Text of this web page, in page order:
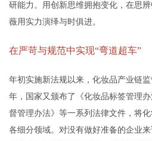
研能力。用创新思维拥抱变化，在思
薇用实力演绎与时俱进。
在严苛与规范中实现“弯道超车”
年初实施新法规以来，化妆品产业链
年，国家又颁布了《化妆品标签管理
督管理办法》等一系列法律文件，将
各细分领域。对没有做好准备的企业